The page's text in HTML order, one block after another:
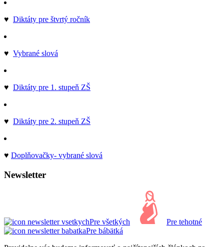
♥ Diktáty pre štvrtý ročník
♥ Vybrané slová
♥ Diktáty pre 1. stupeň ZŠ
♥ Diktáty pre 2. stupeň ZŠ
♥ Doplňovačky- vybrané slová
Newsletter
Pre všetkých
Pre tehotné
Pre bábätká